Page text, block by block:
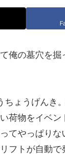
俺の墓穴を掘
ちょうげんき
荷物をイベ
てやっぱり
フトが自動で